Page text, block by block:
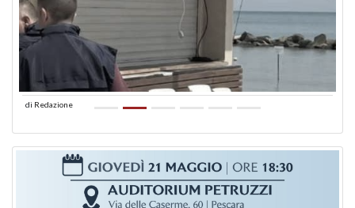
di Redazione